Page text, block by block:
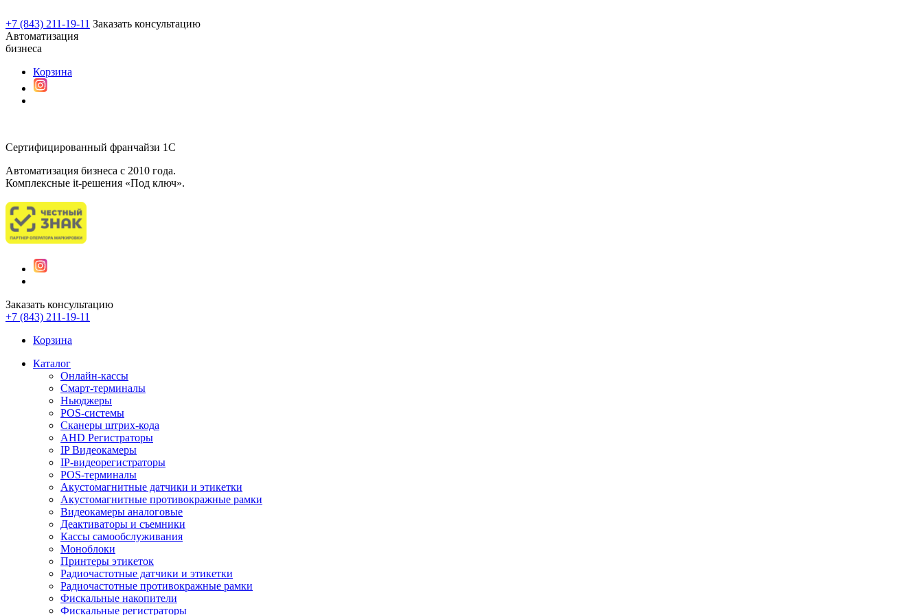
+7 (843) 211-19-11 Заказать консультацию
Автоматизация
бизнеса
Корзина
Сертифицированный франчайзи 1С
Автоматизация бизнеса c 2010 года.
Комплексные it-решения «Под ключ».
Заказать консультацию
+7 (843) 211-19-11
Корзина
Каталог
Онлайн-кассы
Смарт-терминалы
Ньюджеры
POS-системы
Сканеры штрих-кода
AHD Регистраторы
IP Видеокамеры
IP-видеорегистраторы
POS-терминалы
Акустомагнитные датчики и этикетки
Акустомагнитные противокражные рамки
Видеокамеры аналоговые
Деактиваторы и съемники
Кассы самообслуживания
Моноблоки
Принтеры этикеток
Радиочастотные датчики и этикетки
Радиочастотные противокражные рамки
Фискальные накопители
Фискальные регистраторы